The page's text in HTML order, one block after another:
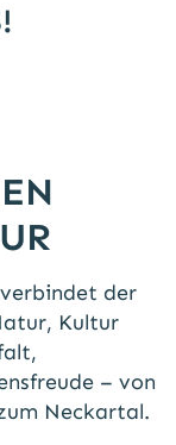
der
Kultur
– von
Neckartal.